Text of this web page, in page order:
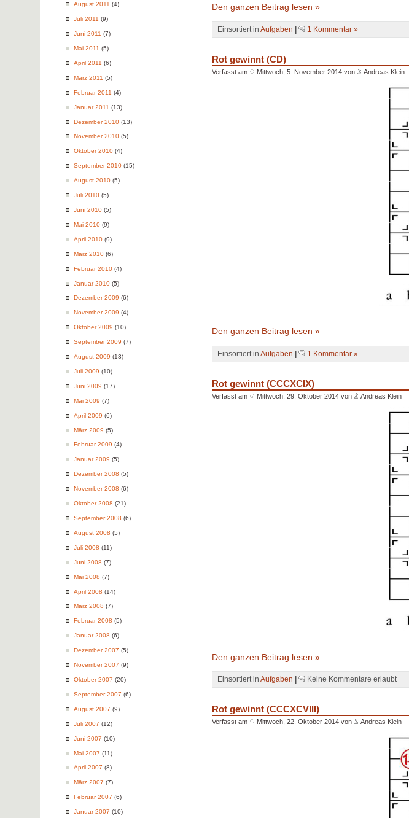
August 2011 (4)
Juli 2011 (9)
Juni 2011 (7)
Mai 2011 (5)
April 2011 (6)
März 2011 (5)
Februar 2011 (4)
Januar 2011 (13)
Dezember 2010 (13)
November 2010 (5)
Oktober 2010 (4)
September 2010 (15)
August 2010 (5)
Juli 2010 (5)
Juni 2010 (5)
Mai 2010 (9)
April 2010 (9)
März 2010 (6)
Februar 2010 (4)
Januar 2010 (5)
Dezember 2009 (6)
November 2009 (4)
Oktober 2009 (10)
September 2009 (7)
August 2009 (13)
Juli 2009 (10)
Juni 2009 (17)
Mai 2009 (7)
April 2009 (6)
März 2009 (5)
Februar 2009 (4)
Januar 2009 (5)
Dezember 2008 (5)
November 2008 (6)
Oktober 2008 (21)
September 2008 (6)
August 2008 (5)
Juli 2008 (11)
Juni 2008 (7)
Mai 2008 (7)
April 2008 (14)
März 2008 (7)
Februar 2008 (5)
Januar 2008 (6)
Dezember 2007 (5)
November 2007 (9)
Oktober 2007 (20)
September 2007 (6)
August 2007 (9)
Juli 2007 (12)
Juni 2007 (10)
Mai 2007 (11)
April 2007 (8)
März 2007 (7)
Februar 2007 (6)
Januar 2007 (10)
Den ganzen Beitrag lesen »
Einsortiert inAufgaben | 1 Kommentar »
Rot gewinnt (CD)
Verfasst am Mittwoch, 5. November 2014 von Andreas Klein
Den ganzen Beitrag lesen »
Einsortiert inAufgaben 1 Kommentar »
Rot gewinnt (CCCXCIX)
Verfasst am Mittwoch, 29. Oktober 2014 von Andreas Klein
Den ganzen Beitrag lesen »
Einsortiert inAufgaben Keine Kommentare erlaubt
Rot gewinnt (CCCXCVIII)
Verfasst am Mittwoch, 22. Oktober 2014 von Andreas Klein